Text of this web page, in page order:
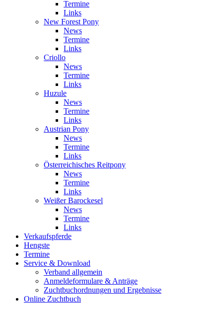
Termine
Links
New Forest Pony
News
Termine
Links
Criollo
News
Termine
Links
Huzule
News
Termine
Links
Austrian Pony
News
Termine
Links
Österreichisches Reitpony
News
Termine
Links
Weißer Barockesel
News
Termine
Links
Verkaufspferde
Hengste
Termine
Service & Download
Verband allgemein
Anmeldeformulare & Anträge
Zuchtbuchordnungen und Ergebnisse
Online Zuchtbuch